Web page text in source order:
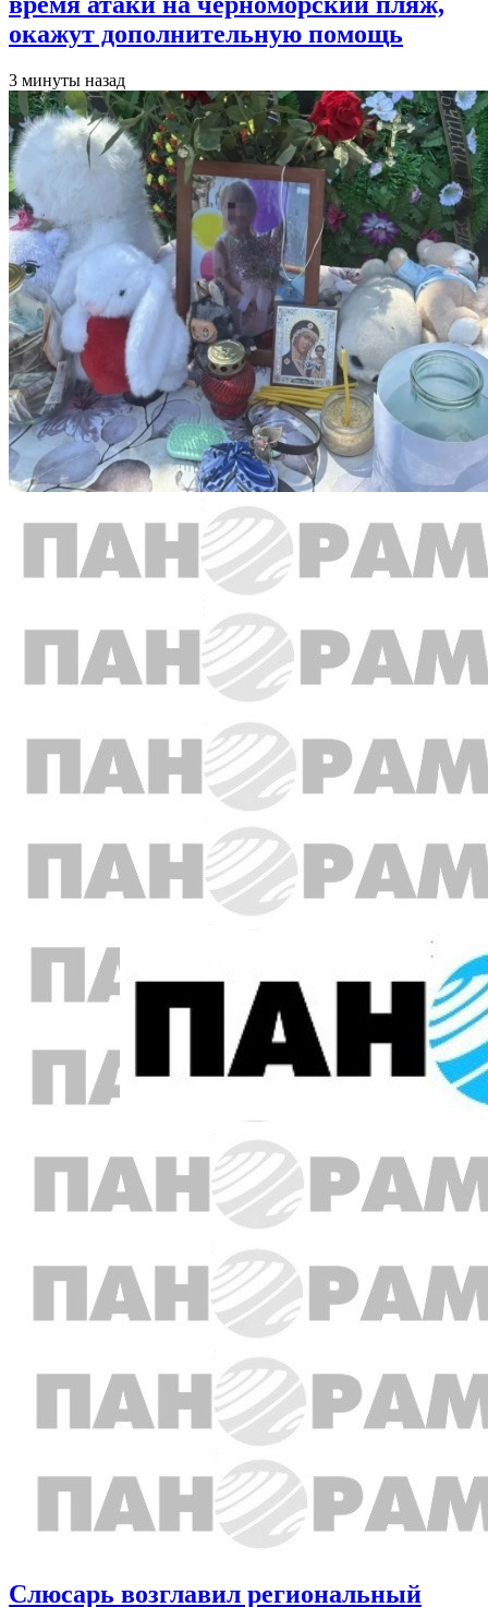
окажут дополнительную помощь
3 минуты назад
Слюсарь возглавил региональный